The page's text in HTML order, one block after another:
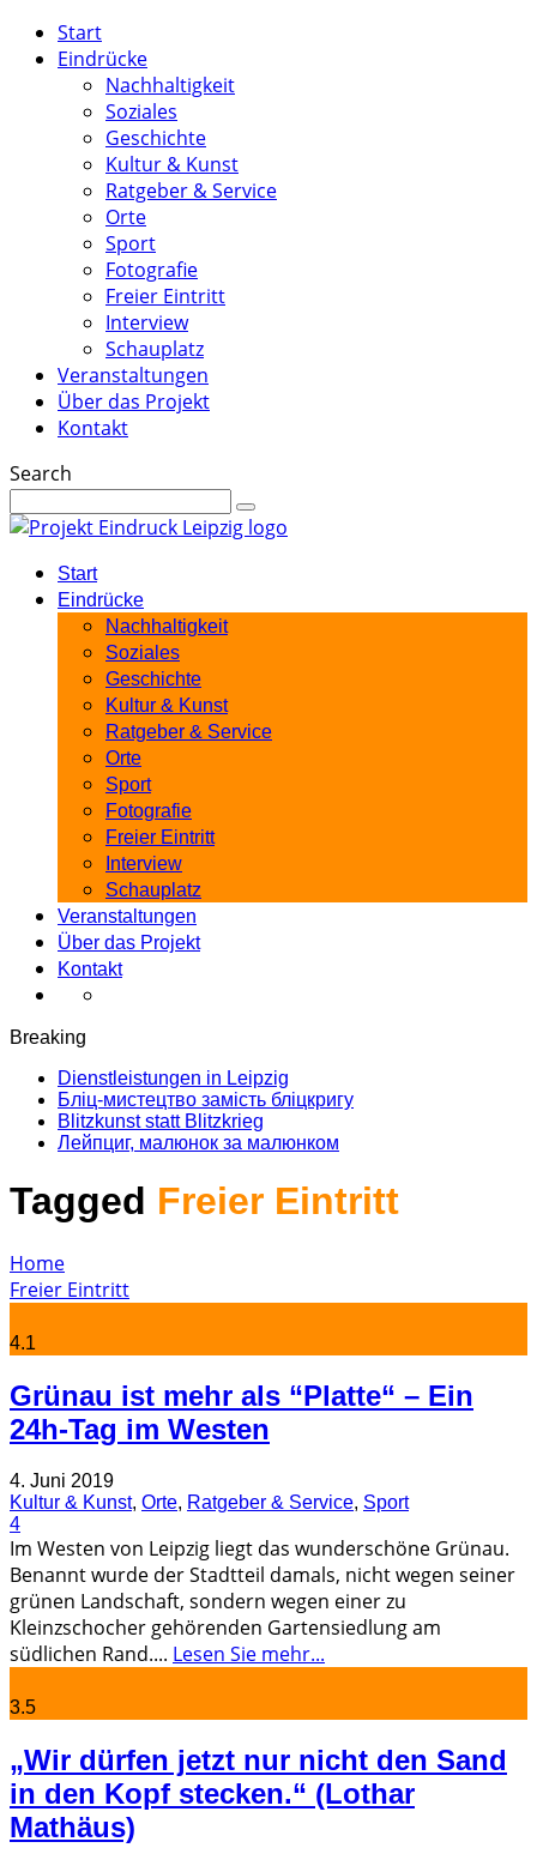
Start
Eindrücke
Nachhaltigkeit
Soziales
Geschichte
Kultur & Kunst
Ratgeber & Service
Orte
Sport
Fotografie
Freier Eintritt
Interview
Schauplatz
Veranstaltungen
Über das Projekt
Kontakt
Search
Start
Eindrücke
Nachhaltigkeit
Soziales
Geschichte
Kultur & Kunst
Ratgeber & Service
Orte
Sport
Fotografie
Freier Eintritt
Interview
Schauplatz
Veranstaltungen
Über das Projekt
Kontakt
Breaking
Dienstleistungen in Leipzig
Бліц-мистецтво замість бліцкригу
Blitzkunst statt Blitzkrieg
Лейпциг, малюнок за малюнком
Tagged Freier Eintritt
Home
Freier Eintritt
4.1
Grünau ist mehr als “Platte“ – Ein
24h-Tag im Westen
4. Juni 2019
Kultur & Kunst, Orte, Ratgeber & Service, Sport
4
Im Westen von Leipzig liegt das wunderschöne Grünau.
Benannt wurde der Stadtteil damals, nicht wegen seiner
grünen Landschaft, sondern wegen einer zu
Kleinzschocher gehörenden Gartensiedlung am
südlichen Rand.... Lesen Sie mehr...
3.5
„Wir dürfen jetzt nur nicht den Sand
in den Kopf stecken.“ (Lothar
Mathäus)